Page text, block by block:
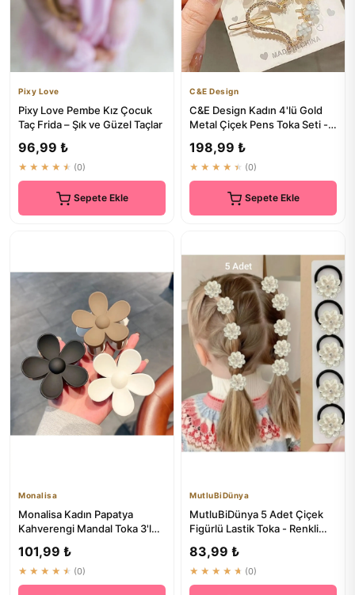
Pixy Love
Pixy Love Pembe Kız Çocuk
Taç Frida – Şık ve Güzel Taçlar
96,99 ₺
★★★★★ (0)
Sepete Ekle
C&E Design
C&E Design Kadın 4'lü Gold
Metal Çiçek Pens Toka Seti -
198,99 ₺
★★★★★ (0)
Sepete Ekle
Monalisa
Monalisa Kadın Papatya
Kahverengi Mandal Toka 3'lü
101,99 ₺
★★★★★ (0)
MutluBiDünya
MutluBiDünya 5 Adet Çiçek
Figürlü Lastik Toka - Renkli
83,99 ₺
★★★★★ (0)